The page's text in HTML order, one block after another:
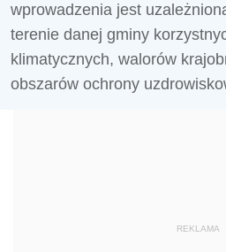
wprowadzenia jest
terenie danej gminy
klimatycznych, walorów
obszarów ochrony
REKLAMA